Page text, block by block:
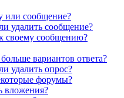
или сообщение?
удалить сообщение?
своему сообщению?
вариантов ответа?
удалить опрос?
форумы?
вложения?